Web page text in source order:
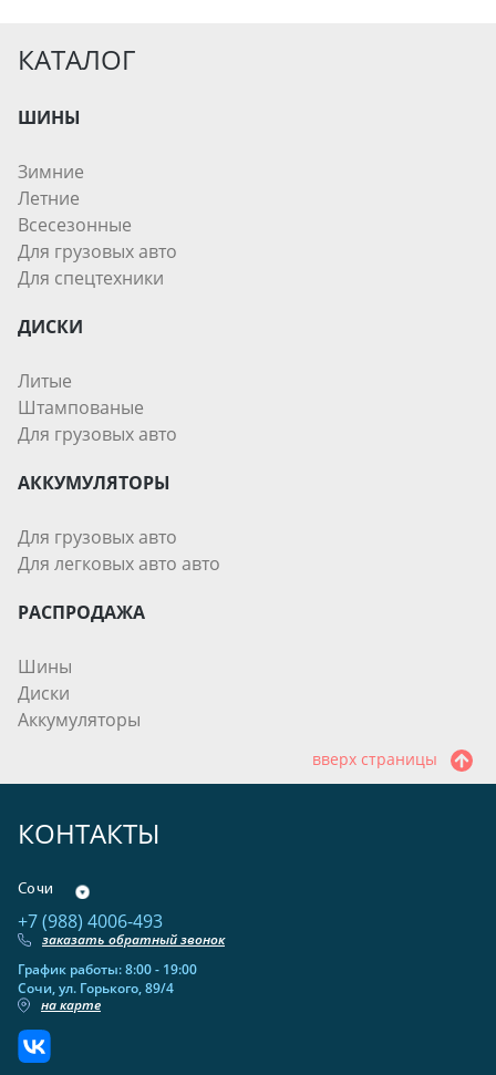
КАТАЛОГ
ШИНЫ
Зимние
Летние
Всесезонные
Для грузовых авто
Для спецтехники
ДИСКИ
Литые
Штампованые
Для грузовых авто
АККУМУЛЯТОРЫ
Для грузовых авто
Для легковых авто авто
РАСПРОДАЖА
Шины
Диски
Аккумуляторы
вверх страницы
КОНТАКТЫ
Сочи
+7 (988) 4006-493
заказать обратный звонок
График работы: 8:00 - 19:00
Сочи, ул. Горького, 89/4
на карте